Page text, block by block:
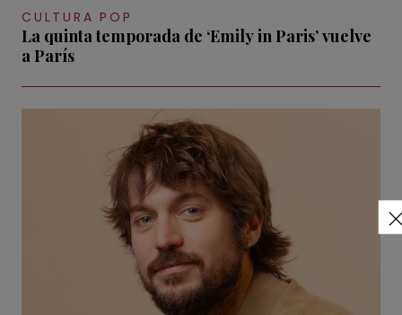
CULTURA POP
La quinta temporada de ‘Emily in Paris’ vuelve
a París